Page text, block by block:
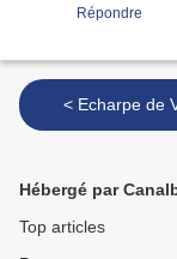
Répondre
< Echarpe de
Hébergé par
Top articles